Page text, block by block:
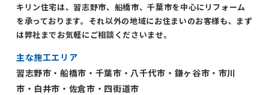
キリン住宅は、習志野市、船橋市、千葉市を中心にリフォーム
を承っております。それ以外の地域にお住まいのお客様も、まず
は弊社までお気軽にご相談くださいませ。
主な施工エリア
習志野市・船橋市・千葉市・八千代市・鎌ヶ谷市・市川
市・白井市・佐倉市・四街道市